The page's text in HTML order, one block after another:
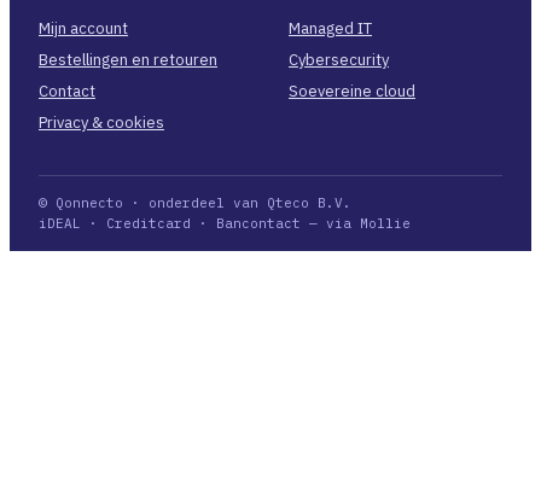
Mijn account
Bestellingen en retouren
Contact
Privacy & cookies
Managed IT
Cybersecurity
Soevereine cloud
© Qonnecto · onderdeel van Qteco B.V.
iDEAL · Creditcard · Bancontact — via Mollie